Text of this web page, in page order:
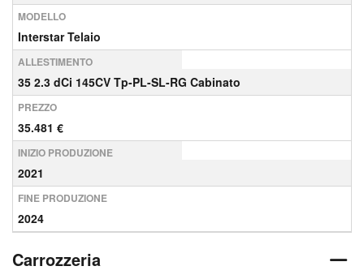
MODELLO
Interstar Telaio
ALLESTIMENTO
35 2.3 dCi 145CV Tp-PL-SL-RG Cabinato
PREZZO
35.481 €
INIZIO PRODUZIONE
2021
FINE PRODUZIONE
2024
Carrozzeria